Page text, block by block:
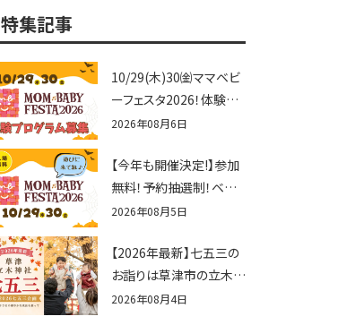
特集記事
10/29(木)30㈮ママベビ
ーフェスタ2026！体験プ
ログラム募集♪赤ちゃん
せんか？
2026年08月6日
【今年も開催決定!】参加
無料！予約抽選制！ベビ
ーファミリー必見☆入場
ママベビーフェスタ
2026！親子で楽しもう
♪inピエリ守山
2026年08月5日
【2026年最新】七五三の
お詣りは草津市の立木神
社へ♪七五三お祝い企
2026年08月4日